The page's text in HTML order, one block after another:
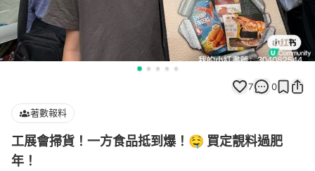
7 0
著數報料
工展會掃貨！一方食品抵到爆！🤤 買定靚料過肥
年！